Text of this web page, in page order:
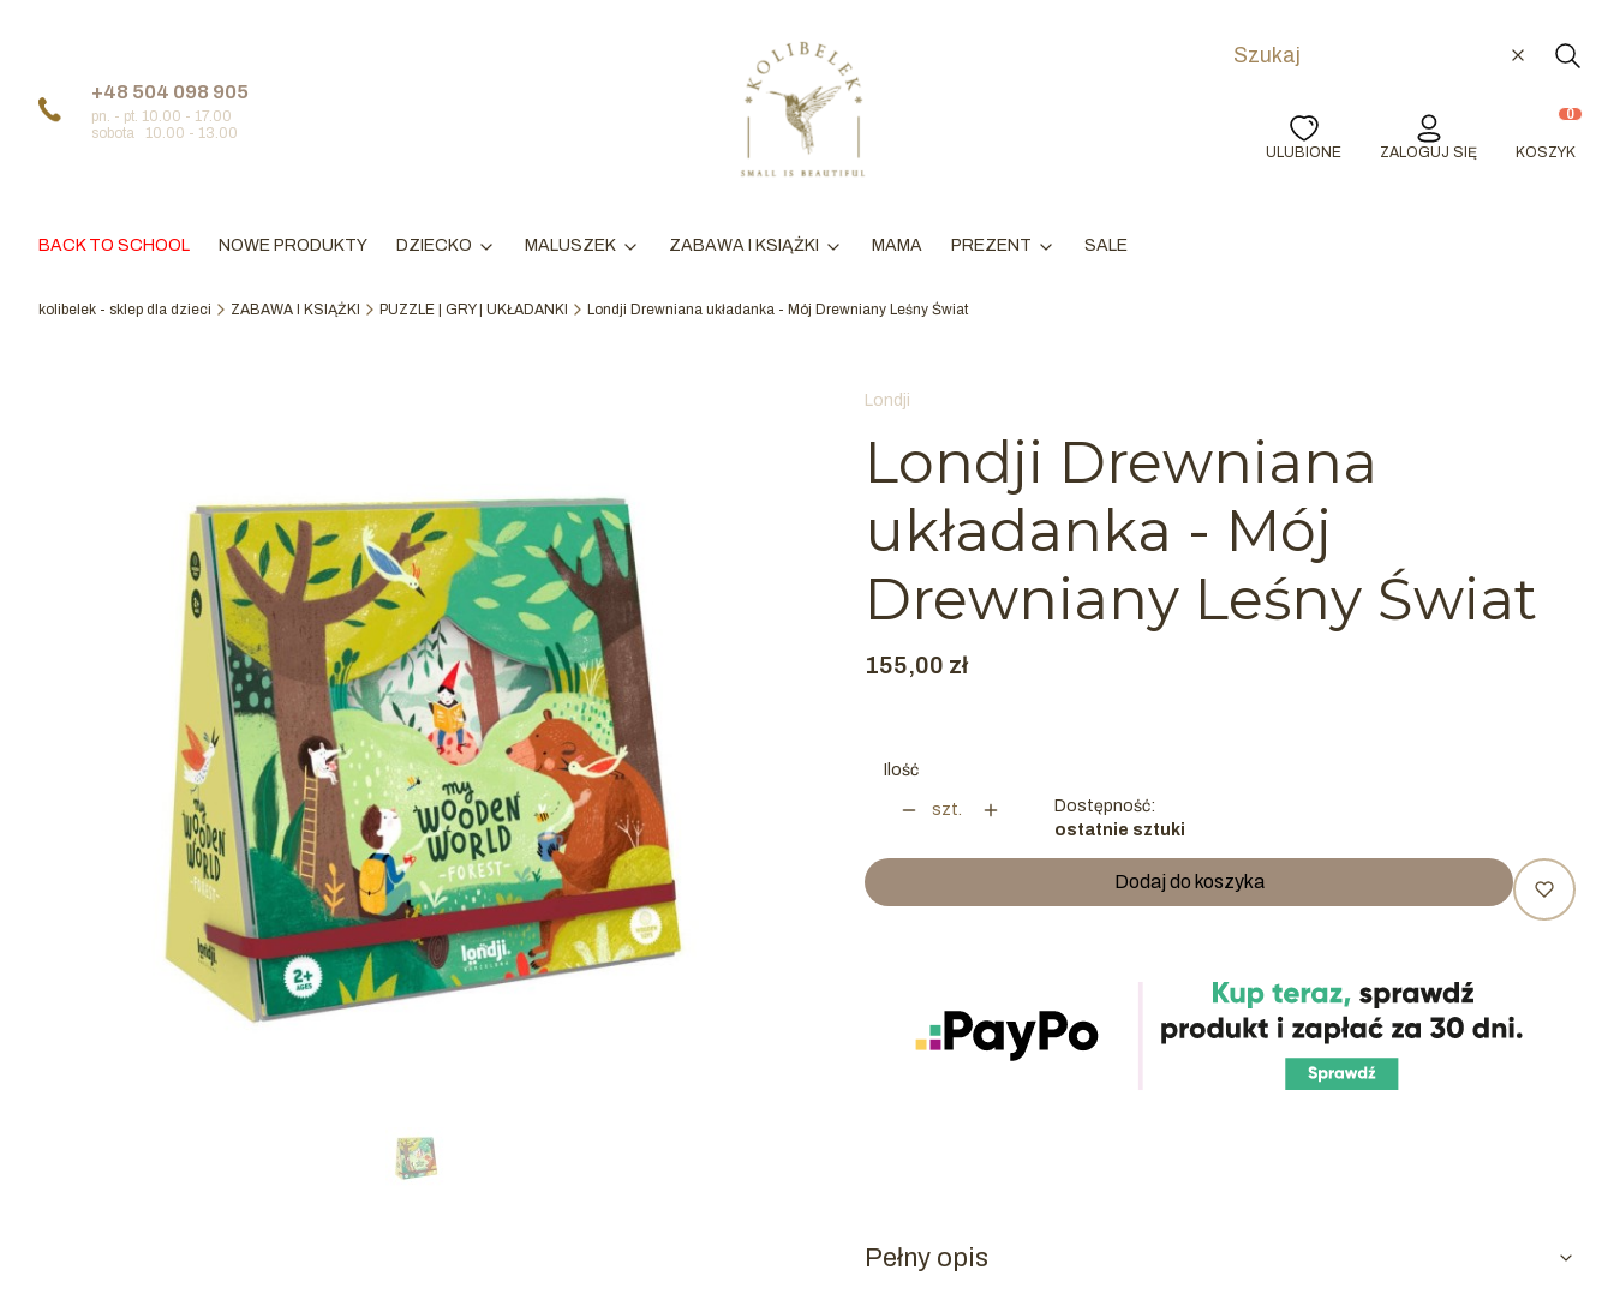
+48 504 098 905
pn. - pt. 10.00 - 17.00
sobota 10.00 - 13.00
Wyczyść
ULUBIONE ZALOGUJ SIĘ
Produkty
KOSZYK
BACK TO SCHOOL NOWE PRODUKTY DZIECKO MALUSZEK ZABAWA I KSIĄŻKI MAMA PREZENT SALE
kolibelek - sklep dla dzieci ZABAWA I KSIĄŻKI PUZZLE | GRY | UKŁADANKI Londji Drewniana układanka - Mój Drewniany Leśny Świat
Londji
Londji Drewniana
układanka - Mój
Drewniany Leśny Świat
Cena
155,00 zł
Ilość
szt.
Dostępność:
ostatnie sztuki
Dodaj do koszyka
Pełny opis